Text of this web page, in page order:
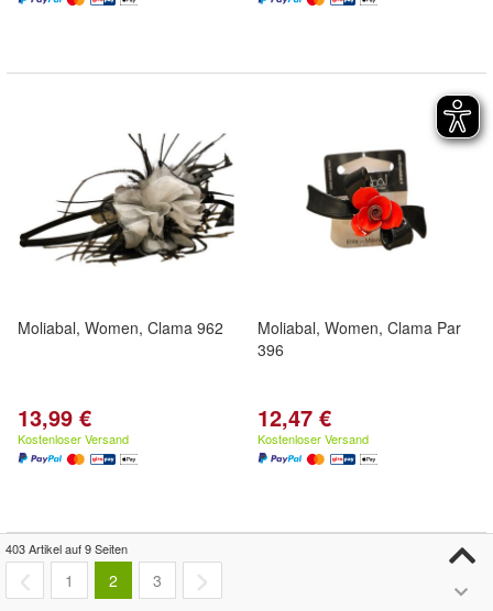
Moliabal, Women, Clama 962
13,99 €
Kostenloser Versand
Moliabal, Women, Clama Par
396
12,47 €
Kostenloser Versand
403 Artikel auf 9 Seiten
1 2 3